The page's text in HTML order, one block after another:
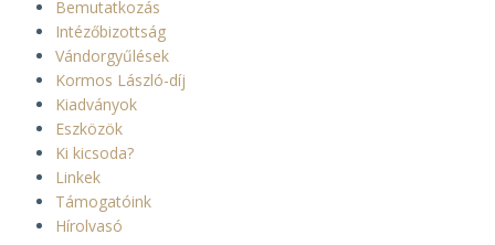
Bemutatkozás
Intézőbizottság
Vándorgyűlések
Kormos László-díj
Kiadványok
Eszközök
Ki kicsoda?
Linkek
Támogatóink
Hírolvasó